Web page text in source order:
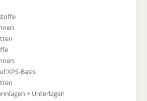
XPS-Basis
+ Unterlagen